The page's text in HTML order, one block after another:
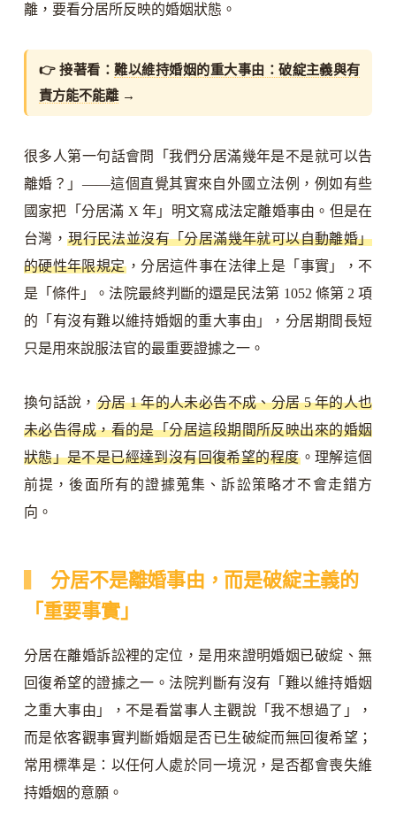
離，要看分居所反映的婚姻狀態。
👉 接著看：難以維持婚姻的重大事由：破綻主義與有
責方能不能離→
很多人第一句話會問「我們分居滿幾年是不是就可以告
離婚？」——這個直覺其實來自外國立法例，例如有些
國家把「分居滿 X 年」明文寫成法定離婚事由。但是在
台灣，現行民法並沒有「分居滿幾年就可以自動離婚」
的硬性年限規定，分居這件事在法律上是「事實」，不
是「條件」。法院最終判斷的還是民法第 1052 條第 2 項
的「有沒有難以維持婚姻的重大事由」，分居期間長短
只是用來說服法官的最重要證據之一。
換句話說， 分居 1 年的人未必告不成、分居 5 年的人也
未必告得成，看的是「分居這段期間所反映出來的婚姻
狀態」是不是已經達到沒有回復希望的程度。理解這個
前提，後面所有的證據蒐集、訴訟策略才不會走錯方
向。
分居不是離婚事由，而是破綻主義的
「重要事實」
分居在離婚訴訟裡的定位，是用來證明婚姻已破綻、無
回復希望的證據之一。法院判斷有沒有「難以維持婚姻
之重大事由」，不是看當事人主觀說「我不想過了」，
而是依客觀事實判斷婚姻是否已生破綻而無回復希望；
常用標準是：以任何人處於同一境況，是否都會喪失維
持婚姻的意願。